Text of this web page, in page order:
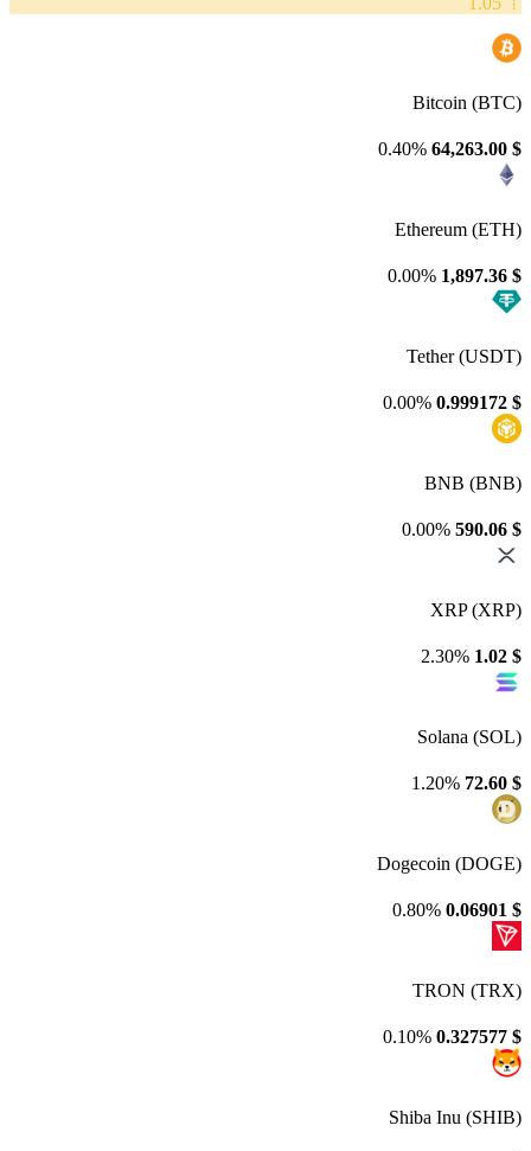
Bitcoin (BTC)
$
64,263.00
0.40%
Ethereum (ETH)
$
1,897.36
0.00%
Tether (USDT)
$
0.999172
0.00%
BNB (BNB)
$
590.06
0.00%
XRP (XRP)
$
1.02
2.30%
Solana (SOL)
$
72.60
1.20%
Dogecoin (DOGE)
$
0.06901
0.80%
TRON (TRX)
$
0.327577
0.10%
Shiba Inu (SHIB)